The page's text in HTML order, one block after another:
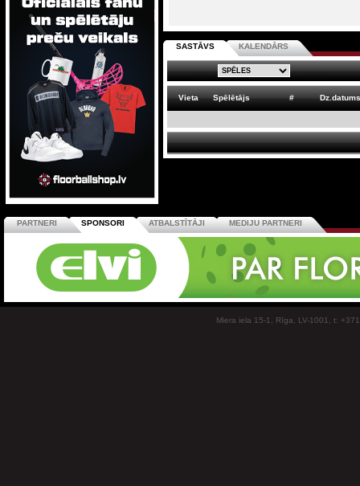
SASTĀVS KALENDĀRS
Vieta Spēlētājs # Dz.datums
PARTNERI SPONSORI ATBALSTĪTĀJI MEDIJU PARTNERI
Miera iela 15-1, Rīga, LV-1001, t: